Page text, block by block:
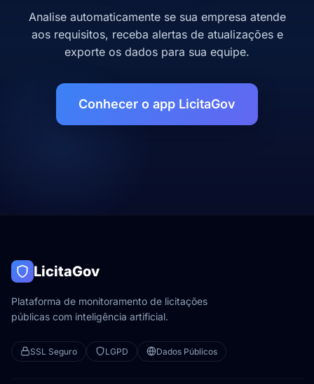
Analise automaticamente se sua empresa atende
aos requisitos, receba alertas de atualizações e
exporte os dados para sua equipe.
Conhecer o app LicitaGov
LicitaGov
Plataforma de monitoramento de licitações
públicas com inteligência artificial.
SSL Seguro LGPD Dados Públicos